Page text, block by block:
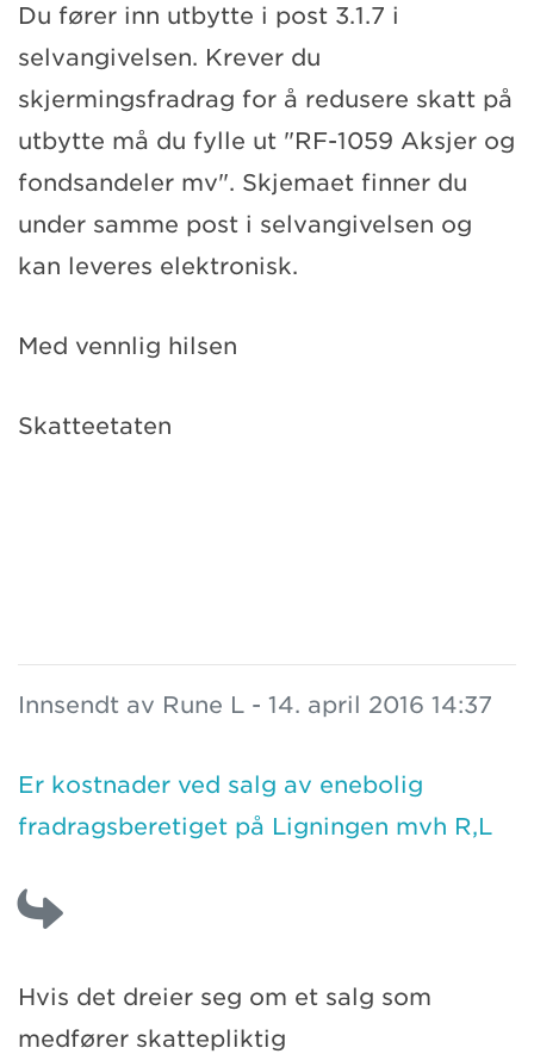
Du fører inn utbytte i post 3.1.7 i
selvangivelsen. Krever du
skjermingsfradrag for å redusere skatt på
utbytte må du fylle ut "RF-1059 Aksjer og
fondsandeler mv". Skjemaet finner du
under samme post i selvangivelsen og
kan leveres elektronisk.
Med vennlig hilsen
Skatteetaten
Innsendt av Rune L - 14. april 2016 14:37
Er kostnader ved salg av enebolig
fradragsberetiget på Ligningen mvh R,L
Hvis det dreier seg om et salg som
medfører skattepliktig